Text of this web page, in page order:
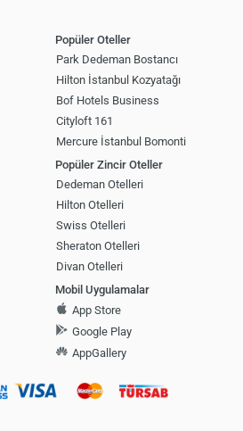
Popüler Oteller
Park Dedeman Bostancı
Hilton İstanbul Kozyatağı
Bof Hotels Business
Cityloft 161
Mercure İstanbul Bomonti
Popüler Zincir Oteller
Dedeman Otelleri
Hilton Otelleri
Swiss Otelleri
Sheraton Otelleri
Divan Otelleri
Mobil Uygulamalar
App Store
Google Play
AppGallery